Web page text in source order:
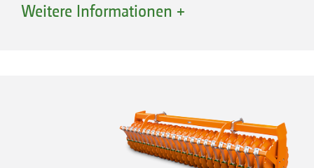
Scheinsaatbett für Ausfallgetreide und
Cobra mechanisch nach der Keimung
bekämpft werden können.
Ebenso verringert die Rückverfestigung ein
Weitere Informationen +